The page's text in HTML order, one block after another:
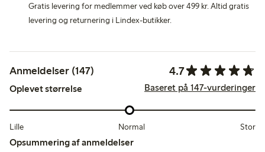
Gratis levering for medlemmer ved køb over 499 kr. Altid gratis
levering og returnering i Lindex-butikker.
Anmeldelser (147) 4.7
Oplevet størrelse Baseret på 147-vurderinger
Lille Normal Stor
Opsummering af anmeldelser